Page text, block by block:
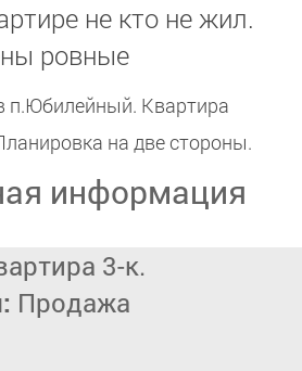
не кто не жил.
ровные
п.Юбилейный. Квартира
на две стороны.
информация
3-к.
Продажа